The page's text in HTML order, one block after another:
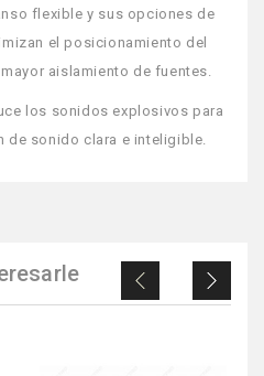
flexible y sus opciones de
el posicionamiento del
aislamiento de fuentes.
los sonidos explosivos para
de sonido clara e inteligible.